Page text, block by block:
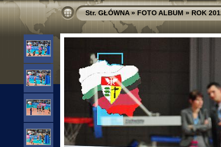
Str. GŁÓWNA»FOTO ALBUM»ROK